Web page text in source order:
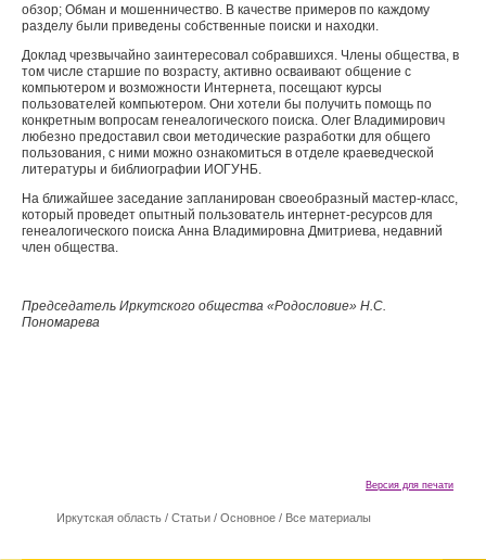
обзор; Обман и мошенничество. В качестве примеров по каждому
разделу были приведены собственные поиски и находки.
Доклад чрезвычайно заинтересовал собравшихся. Члены общества, в
том числе старшие по возрасту, активно осваивают общение с
компьютером и возможности Интернета, посещают курсы
пользователей компьютером. Они хотели бы получить помощь по
конкретным вопросам генеалогического поиска. Олег Владимирович
любезно предоставил свои методические разработки для общего
пользования, с ними можно ознакомиться в отделе краеведческой
литературы и библиографии ИОГУНБ.
На ближайшее заседание запланирован своеобразный мастер-класс,
который проведет опытный пользователь интернет-ресурсов для
генеалогического поиска Анна Владимировна Дмитриева, недавний
член общества.
Председатель Иркутского общества «Родословие» Н.С.
Пономарева
Версия для печати
Иркутская область / Cтатьи / Основное / Все материалы